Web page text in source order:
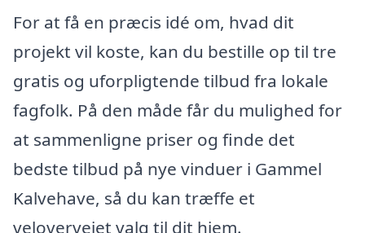
For at få en præcis idé om, hvad dit
projekt vil koste, kan du bestille op til tre
gratis og uforpligtende tilbud fra lokale
fagfolk. På den måde får du mulighed for
at sammenligne priser og finde det
bedste tilbud på nye vinduer i Gammel
Kalvehave, så du kan træffe et
velovervejet valg til dit hjem.